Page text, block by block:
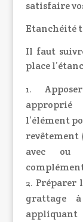
satisfaire
Etanchéité
Il faut
place
l’élément
revêtement
avec ou
Préparer
grattage